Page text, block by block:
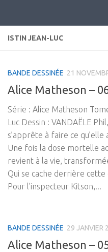
ISTIN JEAN-LUC
BANDE DESSINÉE 21
Alice Matheson –
Série : Alice Matheson
Luc Dessin : VANDAËLE
s’apprête à faire ce
Une fois la dose mortelle
revient à la vie,
Qui se cache derrière
Pour l’inspecteur Kitson,...
BANDE DESSINÉE 29 JANVIER
Alice Matheson –